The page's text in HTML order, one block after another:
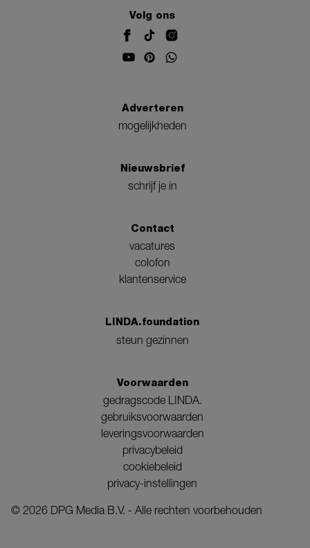
Volg ons
Adverteren
mogelijkheden
Nieuwsbrief
schrijf je in
Contact
vacatures
colofon
klantenservice
LINDA.foundation
steun gezinnen
Voorwaarden
gedragscode LINDA.
gebruiksvoorwaarden
leveringsvoorwaarden
privacybeleid
cookiebeleid
privacy-instellingen
© 2026 DPG Media B.V. - Alle rechten voorbehouden